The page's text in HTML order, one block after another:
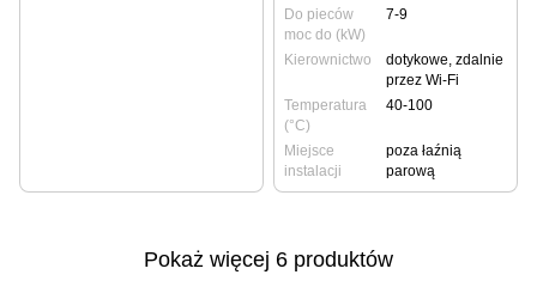
Do pieców
moc do (kW)
7-9
Kierownictwo
dotykowe, zdalnie
przez Wi-Fi
Temperatura
(°C)
40-100
Miejsce
instalacji
poza łaźnią
parową
Pokaż więcej 6 produktów